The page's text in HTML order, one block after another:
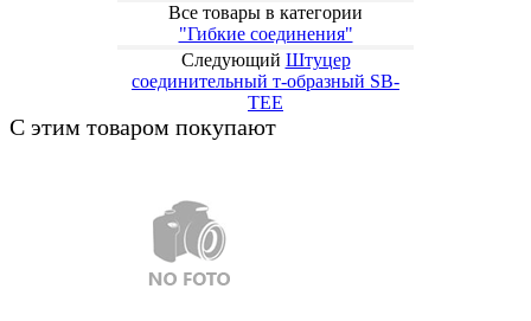
Все товары в категории
"Гибкие соединения"
Следующий Штуцер
соединительный т-образный SB-
TEE
С этим товаром покупают